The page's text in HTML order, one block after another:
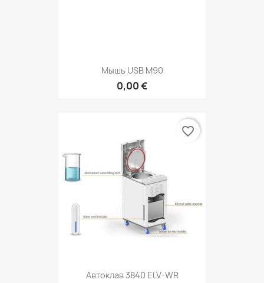
Мышь USB M90
0,00 €
Автоклав 3840 ELV-WR
favorite_border